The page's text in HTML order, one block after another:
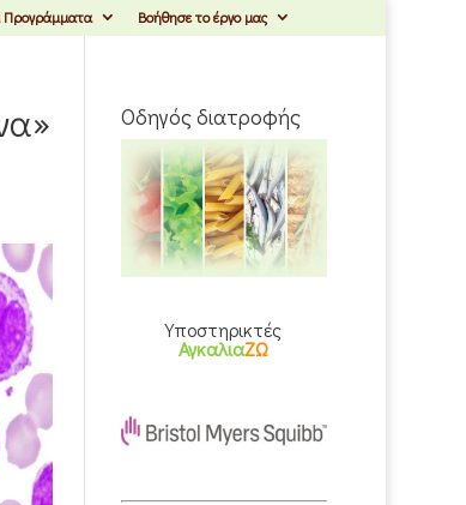
Προγράμματα Βοήθησε το έργο μας
Οδηγός διατροφής
Υποστηρικτές
ΑγκαλιαΖΩ